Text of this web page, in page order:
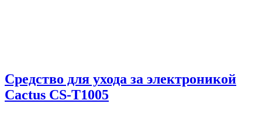
Средство для ухода за электроникой
Cactus CS-T1005